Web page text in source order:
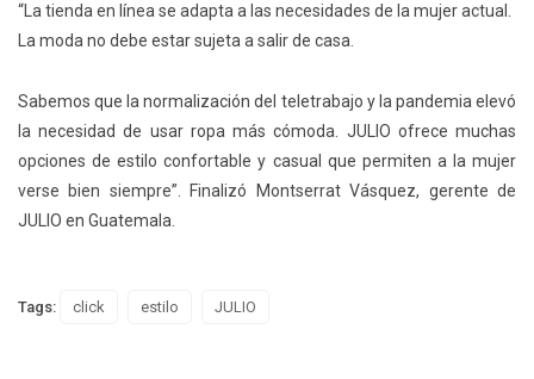
“La tienda en línea se adapta a las necesidades de la mujer actual.
La moda no debe estar sujeta a salir de casa.
Sabemos que la normalización del teletrabajo y la pandemia elevó
la necesidad de usar ropa más cómoda. JULIO ofrece muchas
opciones de estilo confortable y casual que permiten a la mujer
verse bien siempre”. Finalizó Montserrat Vásquez, gerente de
JULIO en Guatemala.
Tags: click estilo JULIO